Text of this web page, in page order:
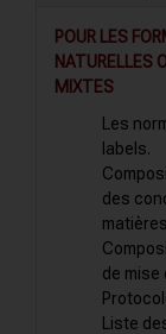
POUR LES
NATURELLES
MIXTES
Les
labels.
des
de mise
Liste